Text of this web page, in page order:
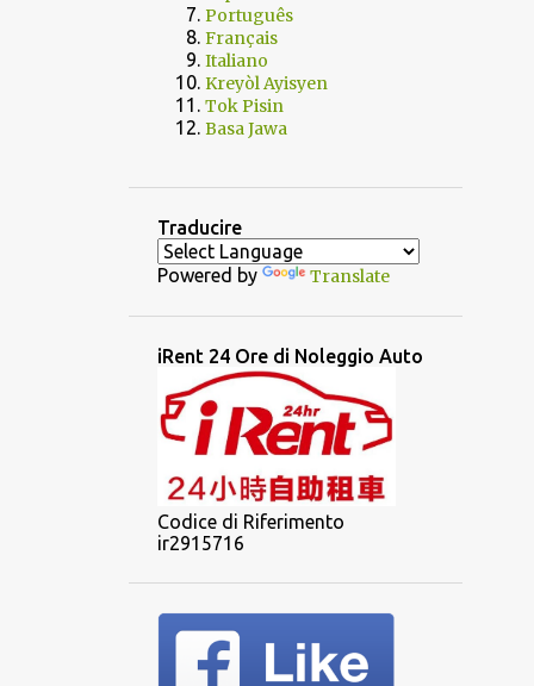
Português
Français
Italiano
Kreyòl Ayisyen
Tok Pisin
Basa Jawa
Traducire
Powered by Translate
iRent 24 Ore di Noleggio Auto
Codice di Riferimento
ir2915716